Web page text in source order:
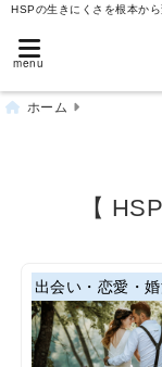
HSPの生きにくさを根本か
menu
ホーム
【
出会い・恋愛・